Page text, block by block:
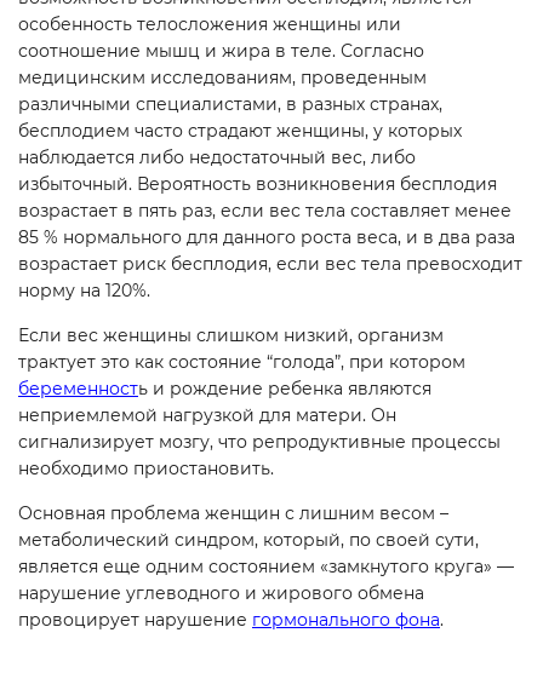
особенность телосложения женщины или
соотношение мышц и жира в теле. Согласно
медицинским исследованиям, проведенным
различными специалистами, в разных странах,
бесплодием часто страдают женщины, у которых
наблюдается либо недостаточный вес, либо
избыточный. Вероятность возникновения бесплодия
возрастает в пять раз, если вес тела составляет менее
85 % нормального для данного роста веса, и в два раза
возрастает риск бесплодия, если вес тела превосходит
норму на 120%.
Если вес женщины слишком низкий, организм
трактует это как состояние “голода”, при котором
беременность и рождение ребенка являются
неприемлемой нагрузкой для матери. Он
сигнализирует мозгу, что репродуктивные процессы
необходимо приостановить.
Основная проблема женщин с лишним весом –
метаболический синдром, который, по своей сути,
является еще одним состоянием «замкнутого круга» —
нарушение углеводного и жирового обмена
провоцирует нарушение гормонального фона.